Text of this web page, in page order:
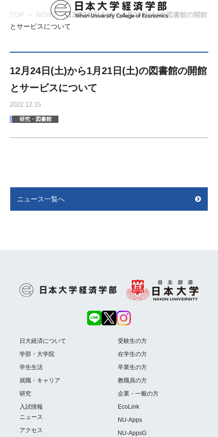
TOP NEWS
12月24日(土)から1月21日(土)の図書館の開館
とサービスについて
12月24日(土)から1月21日(土)の図書館の開館
とサービスについて
2022.12.15
研究・図書館
ニュース一覧へ
日大経済について
学部・大学院
学生生活
就職・キャリア
研究
入試情報
ニュース
アクセス
受験生の方
在学生の方
卒業生の方
教職員の方
企業・一般の方
EcoLink
NU-Apps
NU-AppsG